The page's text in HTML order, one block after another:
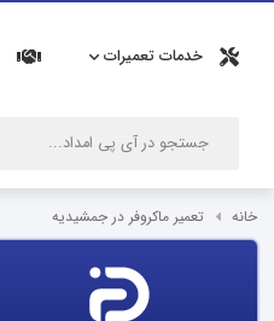
خدمات تعمیرات
خانه تعمیر ماکروفر در جمشیدیه